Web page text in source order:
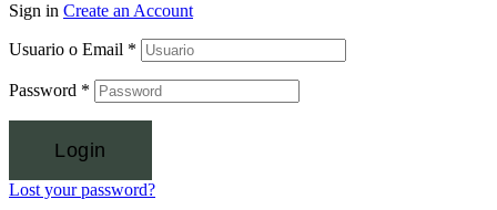
Sign in Create an Account
Usuario o Email *
Password *
Login
Lost your password?